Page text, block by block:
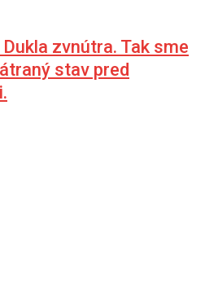
zvnútra. Tak sme
stav pred